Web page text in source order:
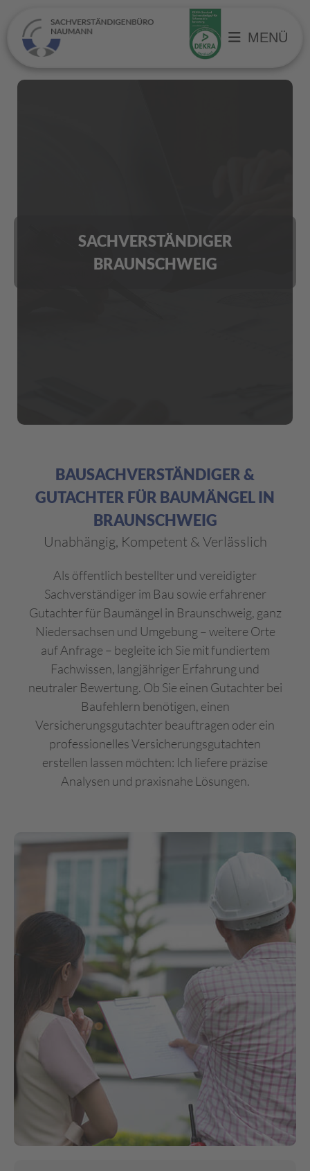
MENÜ
SACHVERSTÄNDIGER
BRAUNSCHWEIG
BAUSACHVERSTÄNDIGER &
GUTACHTER FÜR BAUMÄNGEL IN
BRAUNSCHWEIG
Unabhängig, Kompetent & Verlässlich
Als öffentlich bestellter und vereidigter
Sachverständiger im Bau sowie erfahrener
Gutachter für Baumängel in Braunschweig, ganz
Niedersachsen und Umgebung – weitere Orte
auf Anfrage – begleite ich Sie mit fundiertem
Fachwissen, langjähriger Erfahrung und
neutraler Bewertung. Ob Sie einen Gutachter bei
Baufehlern benötigen, einen
Versicherungsgutachter beauftragen oder ein
professionelles Versicherungsgutachten
erstellen lassen möchten: Ich liefere präzise
Analysen und praxisnahe Lösungen.